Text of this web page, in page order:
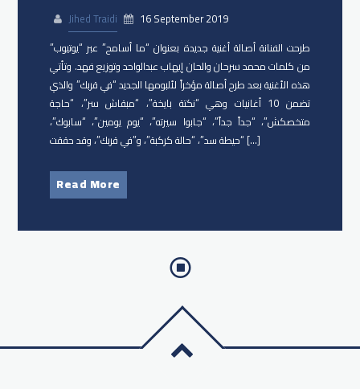
Jihed Traidi
16 September 2019
طرحت الفنانة ​أصالة أغنية جديدة بعنوان “ما أسامح” عبر “يوتيوب”
من كلمات محمد سرحان والحان إيهاب عبدالواحد وتوزيع فهد. وتأتي
هذه الأغنية بعد طرح أصالة مؤخراً لألبومها الجديد “في قربك” والذي
تضمن 10 أغانيات وهي “نكتة بايخة”، “مبقاش سر”، “حاجة
متخصكش”، “جداً جداً”، “جابوا سيرته”، “يوم يومين”، “سابوك”،
“حيطة سد”، “حالة كركبة”، و”في قربك”، وقد حققت […]
Read More